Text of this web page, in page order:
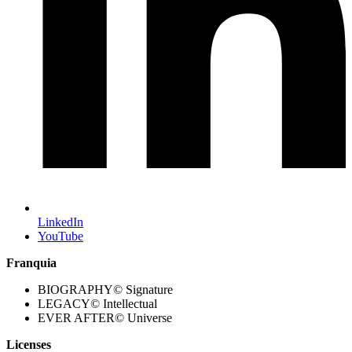
LinkedIn
YouTube
Franquia
BIOGRAPHY© Signature
LEGACY© Intellectual
EVER AFTER© Universe
Licenses